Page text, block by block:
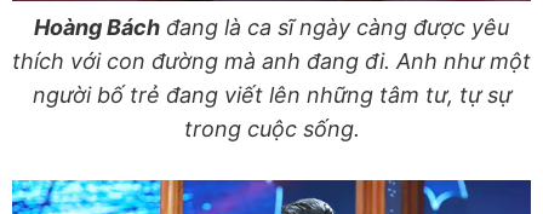
Hoàng Bách đang là ca sĩ ngày càng được yêu
thích với con đường mà anh đang đi. Anh như một
người bố trẻ đang viết lên những tâm tư, tự sự
trong cuộc sống.